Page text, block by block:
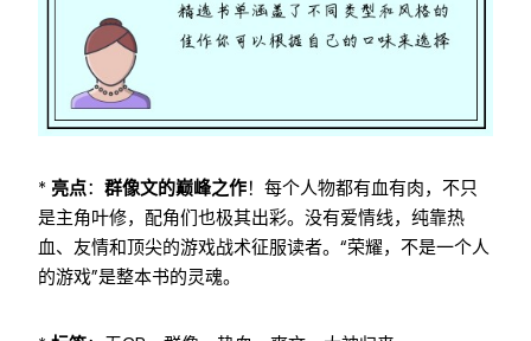
* 亮点： 群像文的巅峰之作！每个人物都有血有肉，不只
是主角叶修，配角们也极其出彩。没有爱情线，纯靠热
血、友情和顶尖的游戏战术征服读者。“荣耀，不是一个人
的游戏”是整本书的灵魂。